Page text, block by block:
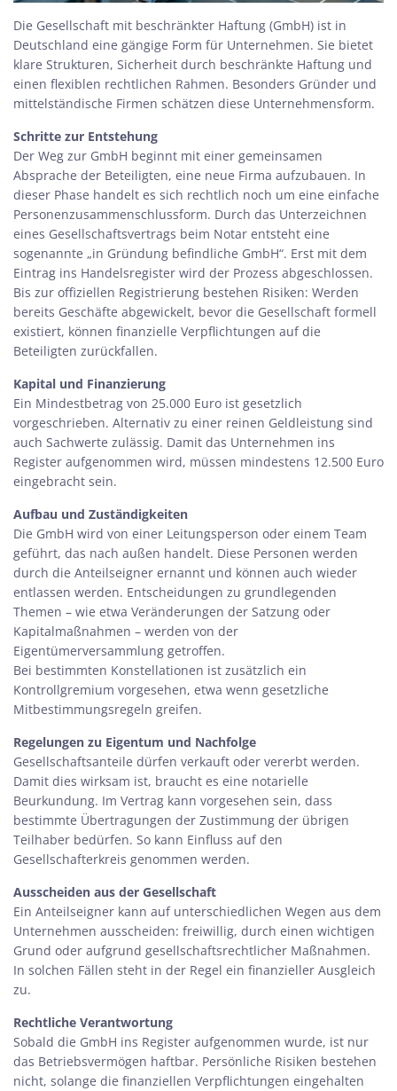
Die Gesellschaft mit beschränkter Haftung (GmbH) ist in
Deutschland eine gängige Form für Unternehmen. Sie bietet
klare Strukturen, Sicherheit durch beschränkte Haftung und
einen flexiblen rechtlichen Rahmen. Besonders Gründer und
mittelständische Firmen schätzen diese Unternehmensform.
Schritte zur Entstehung
Der Weg zur GmbH beginnt mit einer gemeinsamen
Absprache der Beteiligten, eine neue Firma aufzubauen. In
dieser Phase handelt es sich rechtlich noch um eine einfache
Personenzusammenschlussform. Durch das Unterzeichnen
eines Gesellschaftsvertrags beim Notar entsteht eine
sogenannte „in Gründung befindliche GmbH“. Erst mit dem
Eintrag ins Handelsregister wird der Prozess abgeschlossen.
Bis zur offiziellen Registrierung bestehen Risiken: Werden
bereits Geschäfte abgewickelt, bevor die Gesellschaft formell
existiert, können finanzielle Verpflichtungen auf die
Beteiligten zurückfallen.
Kapital und Finanzierung
Ein Mindestbetrag von 25.000 Euro ist gesetzlich
vorgeschrieben. Alternativ zu einer reinen Geldleistung sind
auch Sachwerte zulässig. Damit das Unternehmen ins
Register aufgenommen wird, müssen mindestens 12.500 Euro
eingebracht sein.
Aufbau und Zuständigkeiten
Die GmbH wird von einer Leitungsperson oder einem Team
geführt, das nach außen handelt. Diese Personen werden
durch die Anteilseigner ernannt und können auch wieder
entlassen werden. Entscheidungen zu grundlegenden
Themen – wie etwa Veränderungen der Satzung oder
Kapitalmaßnahmen – werden von der
Eigentümerversammlung getroffen.
Bei bestimmten Konstellationen ist zusätzlich ein
Kontrollgremium vorgesehen, etwa wenn gesetzliche
Mitbestimmungsregeln greifen.
Regelungen zu Eigentum und Nachfolge
Gesellschaftsanteile dürfen verkauft oder vererbt werden.
Damit dies wirksam ist, braucht es eine notarielle
Beurkundung. Im Vertrag kann vorgesehen sein, dass
bestimmte Übertragungen der Zustimmung der übrigen
Teilhaber bedürfen. So kann Einfluss auf den
Gesellschafterkreis genommen werden.
Ausscheiden aus der Gesellschaft
Ein Anteilseigner kann auf unterschiedlichen Wegen aus dem
Unternehmen ausscheiden: freiwillig, durch einen wichtigen
Grund oder aufgrund gesellschaftsrechtlicher Maßnahmen.
In solchen Fällen steht in der Regel ein finanzieller Ausgleich
zu.
Rechtliche Verantwortung
Sobald die GmbH ins Register aufgenommen wurde, ist nur
das Betriebsvermögen haftbar. Persönliche Risiken bestehen
nicht, solange die finanziellen Verpflichtungen eingehalten